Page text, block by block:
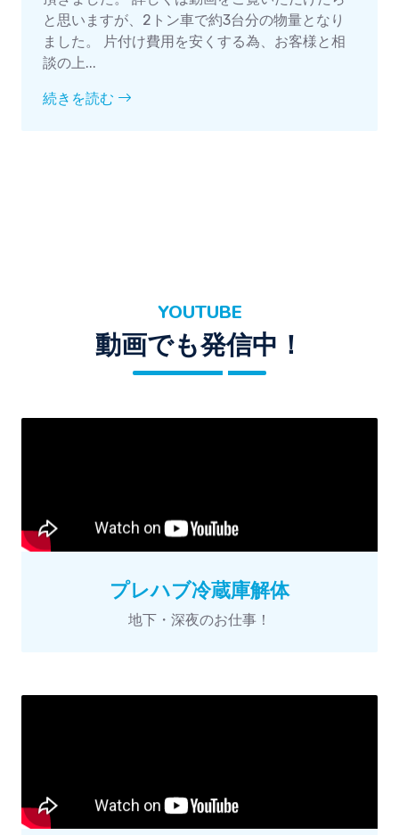
と思いますが、2トン車で約3台分の物量となり
ました。 片付け費用を安くする為、お客様と相
談の上...
続きを読む
YOUTUBE
動画でも発信中！
プレハブ冷蔵庫解体
地下・深夜のお仕事！